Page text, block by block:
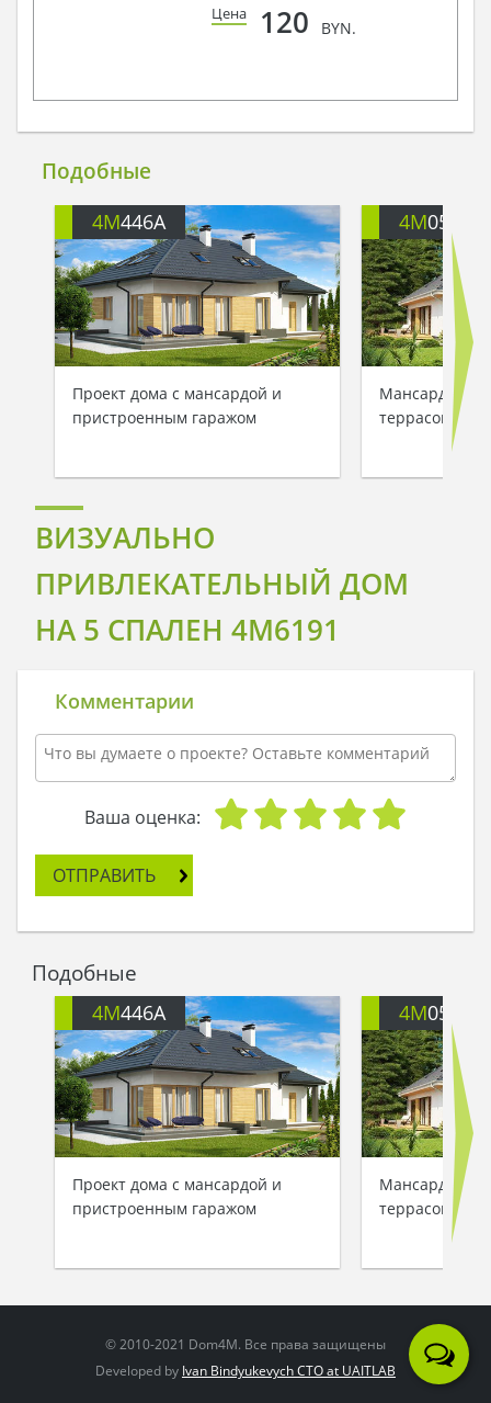
Цена 120 BYN.
Подобные
4M446A
Проект дома с мансардой и
пристроенным гаражом
4M059
Мансардный
террасой и
ВИЗУАЛЬНО
ПРИВЛЕКАТЕЛЬНЫЙ ДОМ
НА 5 СПАЛЕН 4M6191
Комментарии
Ваша оценка:
ОТПРАВИТЬ
Подобные
4M446A
Проект дома с мансардой и
пристроенным гаражом
4M059
Мансардный
террасой и
© 2010-2021 Dom4M. Все права защищены
Developed by Ivan Bindyukevych CTO at UAITLAB